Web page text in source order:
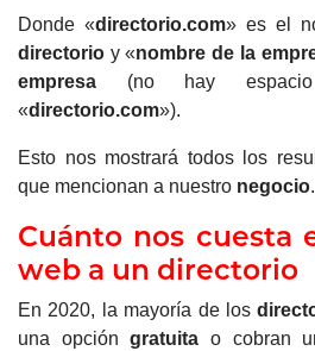
Donde «directorio.com» es el
directorio y «nombre de la
empresa (no hay
«directorio.com»).
Esto nos mostrará todos los
que mencionan a nuestro negocio.
Cuánto nos cuesta
web a un directorio
En 2020, la mayoría de los
una opcióngratuita o cobran